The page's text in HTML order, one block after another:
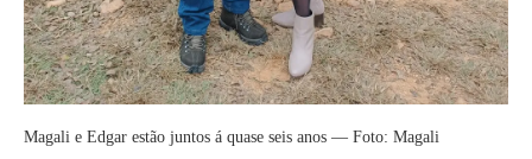
Magali e Edgar estão juntos á quase seis anos — Foto: Magali